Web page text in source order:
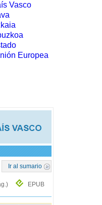
Ir al sumario
EPUB
Vasco
Europea